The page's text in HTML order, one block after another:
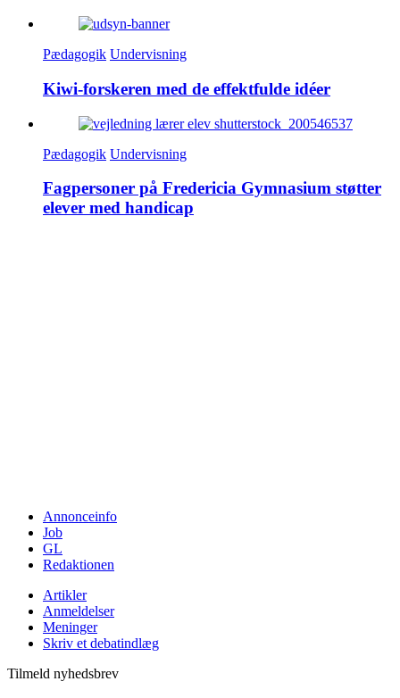
Pædagogik Undervisning
Kiwi-forskeren med de effektfulde idéer
Pædagogik Undervisning
Fagpersoner på Fredericia Gymnasium støtter
elever med handicap
Annonceinfo
Job
GL
Redaktionen
Artikler
Anmeldelser
Meninger
Skriv et debatindlæg
Tilmeld nyhedsbrev